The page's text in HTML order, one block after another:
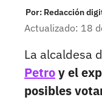
Por: Redacción
Actualizado: 18
La alcaldesa
Petroy el
posibles